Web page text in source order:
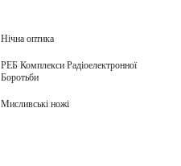
Нічна оптика
РЕБ Комплекси Радіоелектронної
Боротьби
Мисливські ножі